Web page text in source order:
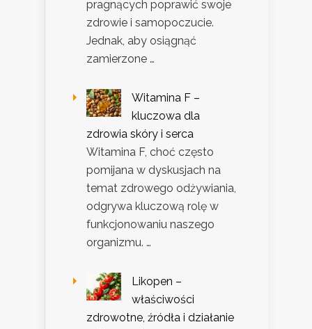
pragnących poprawić swoje
zdrowie i samopoczucie.
Jednak, aby osiągnąć
zamierzone …
Witamina F –
kluczowa dla
zdrowia skóry i serca
Witamina F, choć często
pomijana w dyskusjach na
temat zdrowego odżywiania,
odgrywa kluczową rolę w
funkcjonowaniu naszego
organizmu. …
Likopen –
właściwości
zdrowotne, źródła i działanie